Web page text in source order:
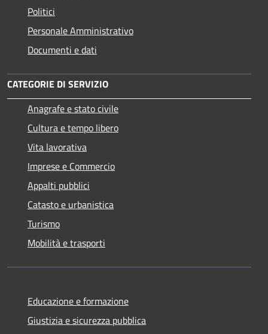
Politici
Personale Amministrativo
Documenti e dati
CATEGORIE DI SERVIZIO
Anagrafe e stato civile
Cultura e tempo libero
Vita lavorativa
Imprese e Commercio
Appalti pubblici
Catasto e urbanistica
Turismo
Mobilità e trasporti
Educazione e formazione
Giustizia e sicurezza pubblica